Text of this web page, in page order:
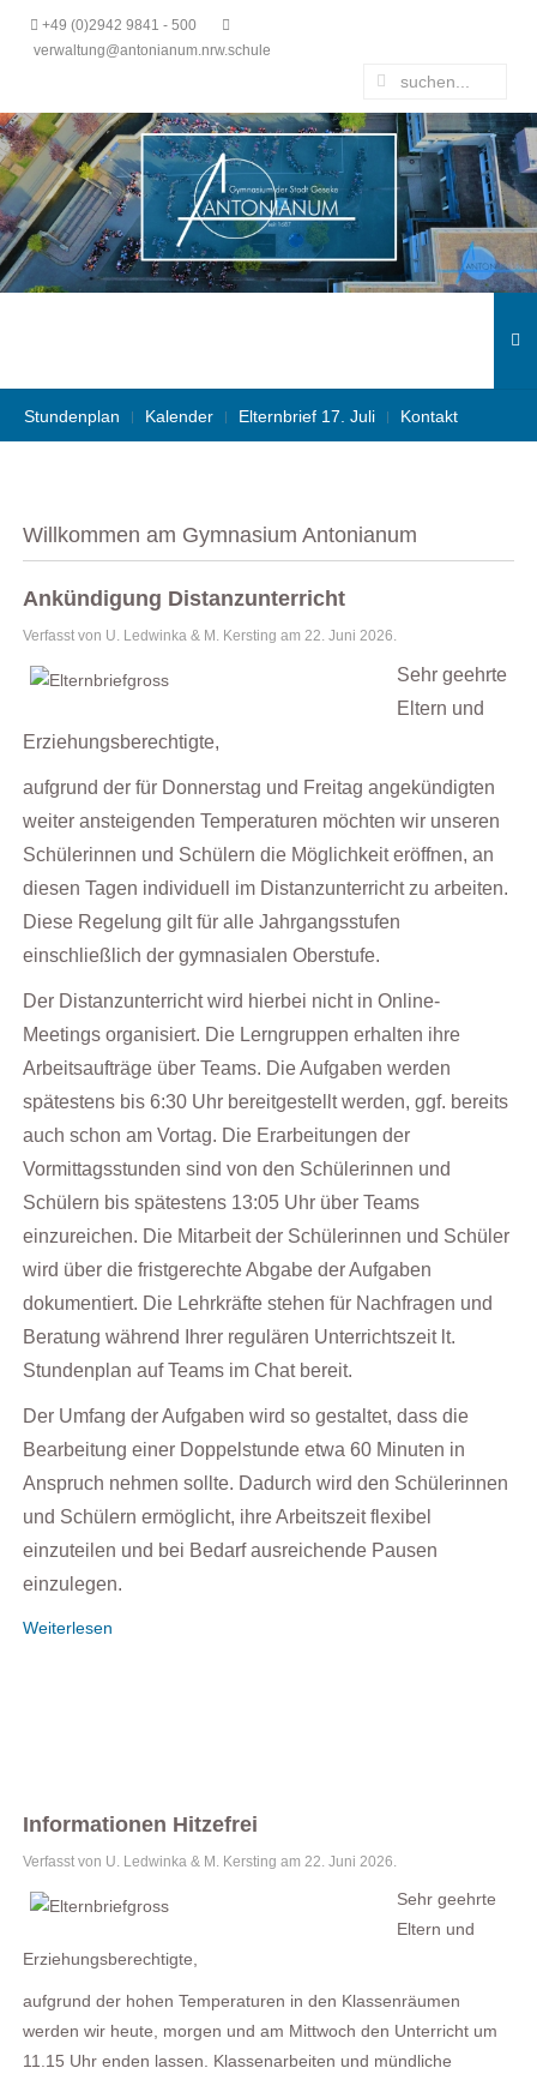
+49 (0)2942 9841 - 500
verwaltung@antonianum.nrw.schule
Stundenplan Kalender Elternbrief 17. Juli Kontakt
Willkommen am Gymnasium Antonianum
Ankündigung Distanzunterricht
Verfasst von U. Ledwinka & M. Kersting am 22. Juni 2026.
Sehr geehrte
Eltern und
Erziehungsberechtigte,
aufgrund der für Donnerstag und Freitag angekündigten
weiter ansteigenden Temperaturen möchten wir unseren
Schülerinnen und Schülern die Möglichkeit eröffnen, an
diesen Tagen individuell im Distanzunterricht zu arbeiten.
Diese Regelung gilt für alle Jahrgangsstufen
einschließlich der gymnasialen Oberstufe.
Der Distanzunterricht wird hierbei nicht in Online-
Meetings organisiert. Die Lerngruppen erhalten ihre
Arbeitsaufträge über Teams. Die Aufgaben werden
spätestens bis 6:30 Uhr bereitgestellt werden, ggf. bereits
auch schon am Vortag. Die Erarbeitungen der
Vormittagsstunden sind von den Schülerinnen und
Schülern bis spätestens 13:05 Uhr über Teams
einzureichen. Die Mitarbeit der Schülerinnen und Schüler
wird über die fristgerechte Abgabe der Aufgaben
dokumentiert. Die Lehrkräfte stehen für Nachfragen und
Beratung während Ihrer regulären Unterrichtszeit lt.
Stundenplan auf Teams im Chat bereit.
Der Umfang der Aufgaben wird so gestaltet, dass die
Bearbeitung einer Doppelstunde etwa 60 Minuten in
Anspruch nehmen sollte. Dadurch wird den Schülerinnen
und Schülern ermöglicht, ihre Arbeitszeit flexibel
einzuteilen und bei Bedarf ausreichende Pausen
einzulegen.
Weiterlesen
Informationen Hitzefrei
Verfasst von U. Ledwinka & M. Kersting am 22. Juni 2026.
Sehr geehrte
Eltern und
Erziehungsberechtigte,
aufgrund der hohen Temperaturen in den Klassenräumen
werden wir heute, morgen und am Mittwoch den Unterricht um
11.15 Uhr enden lassen. Klassenarbeiten und mündliche